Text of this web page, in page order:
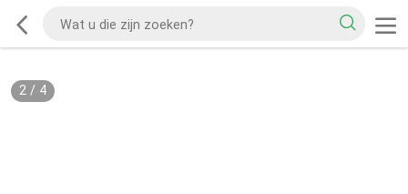
2/ 4